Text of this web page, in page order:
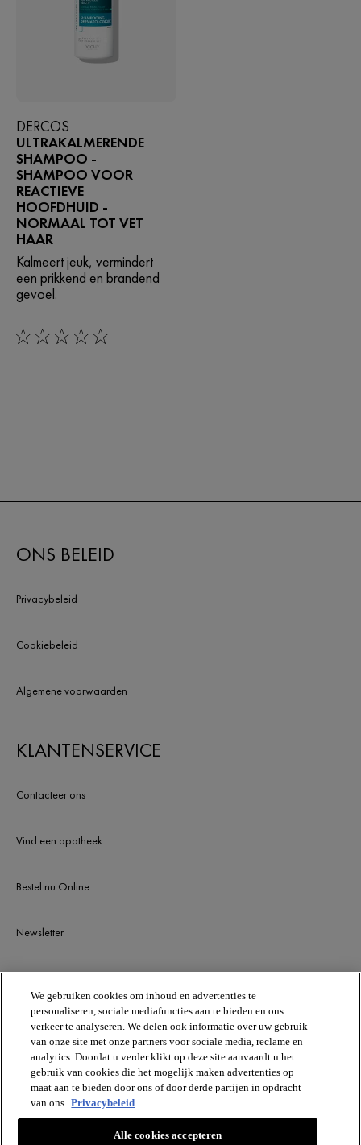
DERCOS
ULTRAKALMERENDE
SHAMPOO -
SHAMPOO VOOR
REACTIEVE
HOOFDHUID -
NORMAAL TOT VET
HAAR
Kalmeert jeuk, vermindert
een prikkend en brandend
gevoel.
0/5
ONS BELEID
Privacybeleid
Cookiebeleid
Algemene voorwaarden
KLANTENSERVICE
Contacteer ons
Vind een apotheek
Bestel nu Online
Newsletter
BLIJF OP DE HOOGTE
VICHY
Vichy France CAI/CAF 03
We gebruiken cookies om inhoud en advertenties te
personaliseren, sociale mediafuncties aan te bieden en ons
verkeer te analyseren. We delen ook informatie over uw gebruik
van onze site met onze partners voor sociale media, reclame en
analytics. Doordat u verder klikt op deze site aanvaardt u het
gebruik van cookies die het mogelijk maken advertenties op
maat aan te bieden door ons of door derde partijen in opdracht
van ons. Privacybeleid
Alle cookies accepteren